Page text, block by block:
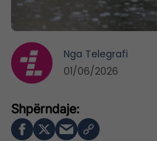
Nga Telegrafi
01/06/2026